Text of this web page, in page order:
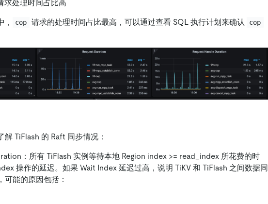
求处理时间占比高
， cop 请求的处理时间占比最高，可以通过查看 SQL 执行计划来确认 cop
TiFlash 的 Raft 同步情况：
：所有 TiFlash 实例等待本地 Region index >= read_index 所花费的时
操作的延迟。如果 Wait Index 延迟过高，说明 TiKV 和 TiFlash 之间数据同
可能的原因包括：